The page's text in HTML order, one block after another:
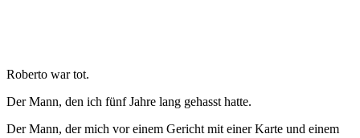
Roberto war tot.
Der Mann, den ich fünf Jahre lang gehasst hatte.
Der Mann, der mich vor einem Gericht mit einer Karte und einem